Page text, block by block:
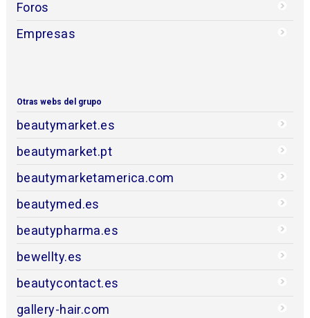
Foros
Empresas
Otras webs del grupo
beautymarket.es
beautymarket.pt
beautymarketamerica.com
beautymed.es
beautypharma.es
bewellty.es
beautycontact.es
gallery-hair.com